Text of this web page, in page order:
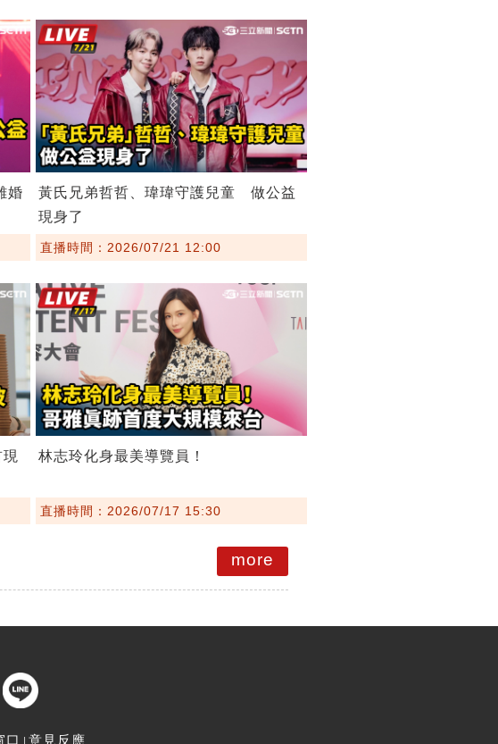
婚
黃氏兄弟哲哲、瑋瑋守護兒童 做公益
現身了
直播時間：2026/07/21 12:00
林志玲化身最美導覽員！
直播時間：2026/07/17 15:30
more
口 意見反應